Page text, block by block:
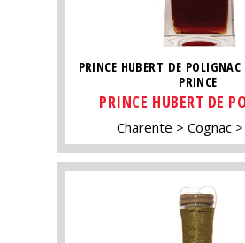
PRINCE HUBERT DE
PRINCE
PRINCE HUBERT DE
Charente Cognac